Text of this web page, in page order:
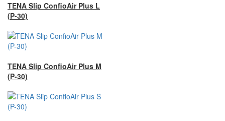
TENA Slip ConfioAir Plus L
(P-30)
TENA Slip ConfioAir Plus M
(P-30)